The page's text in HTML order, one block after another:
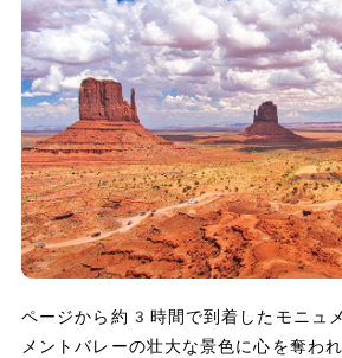
ページから約3時間で到着したモニュ
メントバレーの壮大な景色に心を奪わ